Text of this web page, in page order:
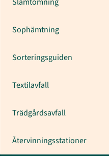
Sophämtning
Sorteringsguiden
Textilavfall
Trädgårdsavfall
Återvinningsstationer